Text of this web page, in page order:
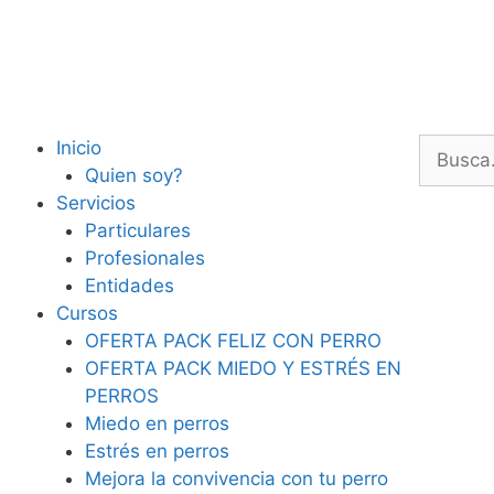
Inicio
Quien soy?
Servicios
Particulares
Profesionales
Entidades
Cursos
OFERTA PACK FELIZ CON PERRO
OFERTA PACK MIEDO Y ESTRÉS EN
PERROS
Miedo en perros
Estrés en perros
Mejora la convivencia con tu perro